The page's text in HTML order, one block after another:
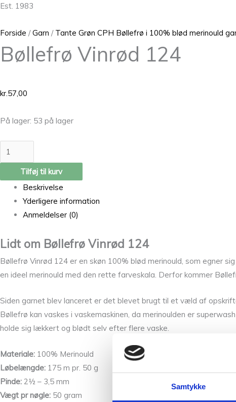
Samtykke
Est. 1983
Forside /Garn / Tante Grøn CPH Bøllefrø i 100% blød merinould
Bøllefrø Vinrød 124
kr.57,00
På lager: 53 på lager
Tilføj til kurv
Beskrivelse
Yderligere information
Anmeldelser (0)
Lidt om Bøllefrø Vinrød 124
Bøllefrø Vinrød 124 er en skøn 100% blød merinould, som egner
en ideel merinould med den rette farveskala. Derfor kommer
Siden garnet blev lanceret er det blevet brugt til et væld af
Bøllefrø kan vaskes i vaskemaskinen, da merinoulden er
holde sig lækkert og blødt selv efter flere vaske.
Materiale: 100% Merinould
Løbelængde: 175 m pr. 50 g
Pinde: 2½ – 3,5 mm
Vægt pr nøgle: 50 gram